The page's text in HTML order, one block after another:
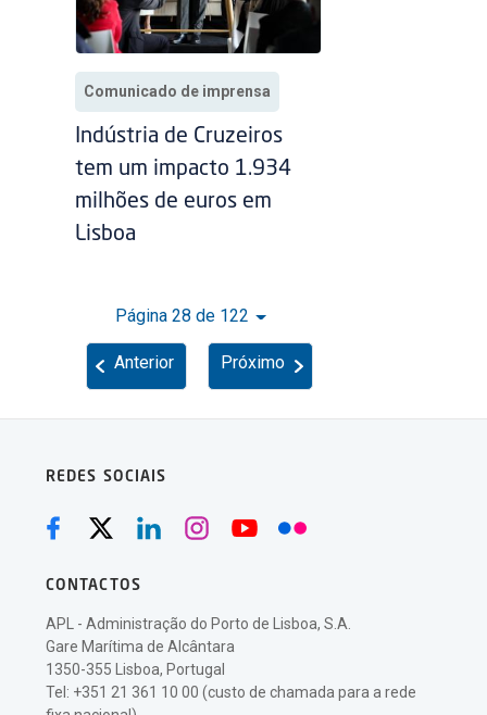
Comunicado de imprensa
Indústria de Cruzeiros
tem um impacto 1.934
milhões de euros em
Lisboa
Página 28 de 122
Anterior Próximo
REDES SOCIAIS
CONTACTOS
APL - Administração do Porto de Lisboa, S.A.
Gare Marítima de Alcântara
1350-355 Lisboa, Portugal
Tel: +351 21 361 10 00 (custo de chamada para a rede